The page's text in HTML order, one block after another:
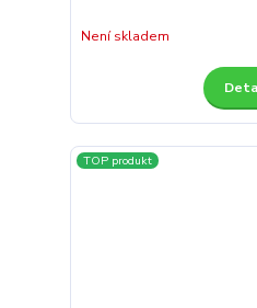
Není skladem
TOP produkt